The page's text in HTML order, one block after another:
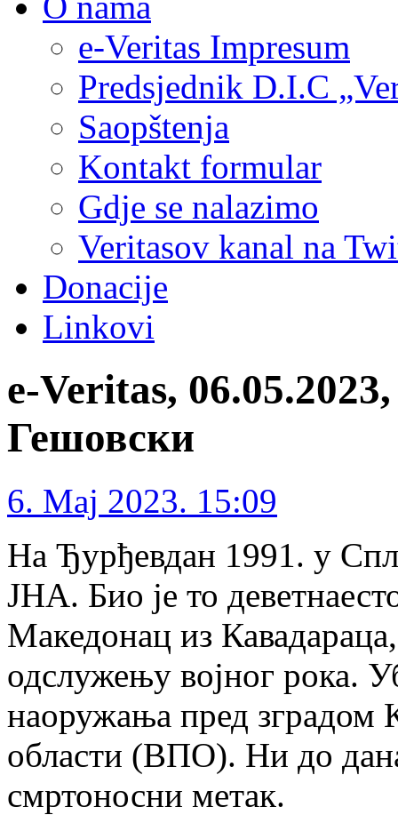
e-Veritas Impresum
Predsjednik D.I.C
Saopštenja
Kontakt formular
Gdje se nalazimo
Veritasov kanal na
Donacije
Linkovi
e-Veritas,
Гешовски
6. Maj 2023. 15:09
На Ђурђевдан 1991. у
ЈНА. Био је то
Македонац из
одслужењу војног рока.
наоружања пред зградом
области (ВПО). Ни до
смртоносни метак.